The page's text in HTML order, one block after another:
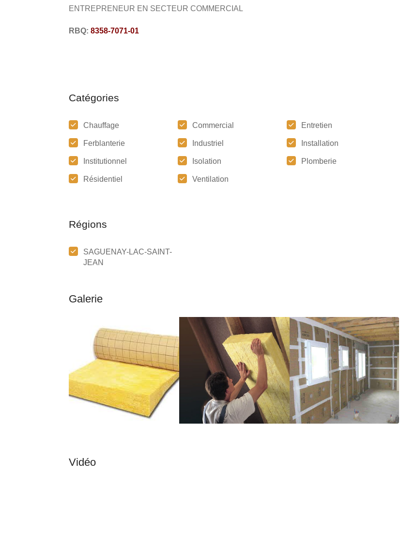
ENTREPRENEUR EN SECTEUR COMMERCIAL
RBQ: 8358-7071-01
Catégories
Chauffage Commercial Entretien
Ferblanterie Industriel Installation
Institutionnel Isolation Plomberie
Résidentiel Ventilation
Régions
SAGUENAY-LAC-SAINT-
JEAN